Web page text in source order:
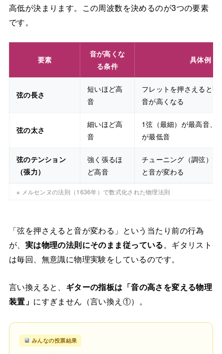
高低が決まります。この周波数を決めるのが3つの要素
です。
要素
音が高くな
る条件
具体例
弦の長さ
短いほど高
音
フレットを押さえると
音が高くなる
弦の太さ
細いほど高
音
1弦（最細）が最高音、
が最低音
弦のテンション
（張力）
強く張るほ
ど高音
チューニング（調弦）
と音が変わる
※ メルセンヌの法則（1636年）で数式化された物理法則
「弦を押さえると音が変わる」という当たり前の行為
が、 実は物理の法則にそのまま従っている。ギタリスト
は毎回、無意識に物理実験をしているのです。
言い換えると、 ギターの指板は「音の高さを変える物理
装置」 にすぎません（言い換え①）。
みんなの投票結果